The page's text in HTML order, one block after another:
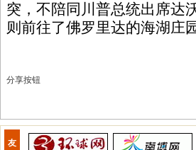
突，不陪同川普总统出席达
则前往了佛罗里达的海湖庄园
分享按钮
友